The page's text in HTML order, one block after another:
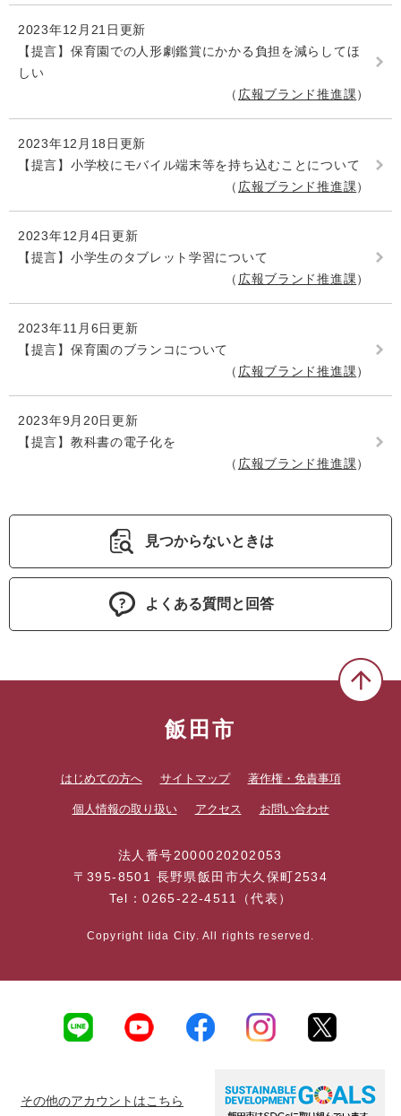
2023年12月21日更新
【提言】保育園での人形劇鑑賞にかかる負担を減らしてほ
しい
広報ブランド推進課
2023年12月18日更新
【提言】小学校にモバイル端末等を持ち込むことについて
広報ブランド推進課
2023年12月4日更新
【提言】小学生のタブレット学習について
広報ブランド推進課
2023年11月6日更新
【提言】保育園のブランコについて
広報ブランド推進課
2023年9月20日更新
【提言】教科書の電子化を
広報ブランド推進課
見つからないときは
よくある質問と回答
飯田市
はじめての方へ サイトマップ 著作権・免責事項
個人情報の取り扱い アクセス お問い合わせ
法人番号2000020202053
〒395-8501 長野県飯田市大久保町2534
Tel：0265-22-4511（代表）
Copyright Iida City. All rights reserved.
その他のアカウントはこちら